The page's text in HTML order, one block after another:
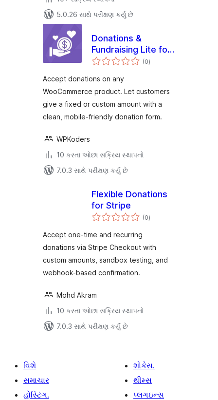
5.0.26 સાથે પરીક્ષણ કર્યું છે
Donations &
Fundraising Lite for
WooCommerce
(0કુલ
રેટિંગ્સ
)
Accept donations on any
WooCommerce product. Let customers
give a fixed or custom amount with a
clean, mobile-friendly donation form.
WPKoders
10 કરતા ઓછા સક્રિય સ્થાપનો
7.0.3 સાથે પરીક્ષણ કર્યું છે
Flexible Donations
for Stripe
(0કુલ
રેટિંગ્સ
)
Accept one-time and recurring
donations via Stripe Checkout with
custom amounts, sandbox testing, and
webhook-based confirmation.
Mohd Akram
10 કરતા ઓછા સક્રિય સ્થાપનો
7.0.3 સાથે પરીક્ષણ કર્યું છે
વિશે
સમાચાર
હોસ્ટિંગ.
શોકેસ.
થીમ્સ
પ્લગઇન્સ